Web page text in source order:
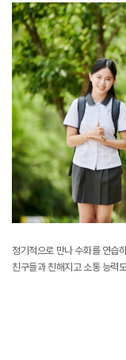
정기적으로 만나 수화를 연습
친구들과 친해지고 소통 능력